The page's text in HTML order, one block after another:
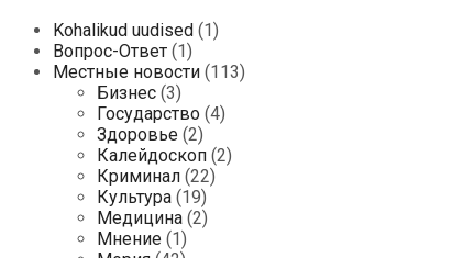
Kohalikud uudised (1)
Вопрос-Ответ (1)
Местные новости (113)
Бизнес (3)
Государство (4)
Здоровье (2)
Калейдоскоп (2)
Криминал (22)
Культура (19)
Медицина (2)
Мнение (1)